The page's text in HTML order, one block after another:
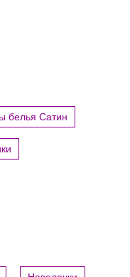
белья Сатин